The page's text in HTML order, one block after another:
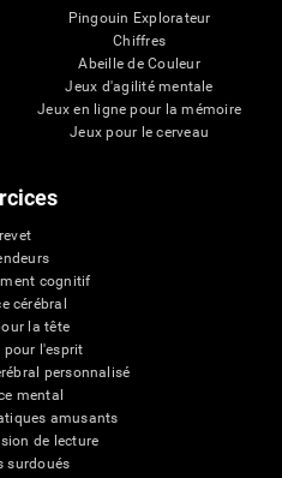
Pingouin Explorateur
Chiffres
Abeille de Couleur
Jeux d'agilité mentale
Jeux en ligne pour la mémoire
Jeux pour le cerveau
cognitif
cérébral
la tête
pour l'esprit
personnalisé
mental
amusants
de lecture
surdoués